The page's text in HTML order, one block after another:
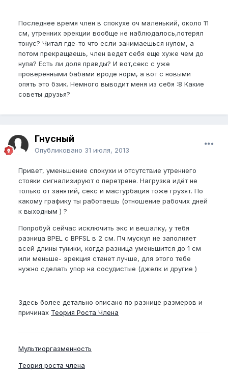
Последнее время член в спокухе оч маленький, около 11
см, утренних эрекции вообще не наблюдалось,потерял
тонус? Читал где-то что если занимаешься нупом, а
потом прекращаешь, член ведет себя еще хуже чем до
нупа? Есть ли доля правды? И вот,секс с уже
проверенными бабами вроде норм, а вот с новыми
опять это бзик. Немного выводит меня из себя :8 Какие
советы друзья?
Гнусный
Опубликовано 31 июля, 2013
Привет, уменьшение спокухи и отсутствие утреннего
стояки сигнализируют о перетрене. Нагрузка идёт не
только от занятий, секс и мастурбация тоже грузят. По
какому графику ты работаешь (отношение рабочих дней
к выходным ) ?
Попробуй сейчас исключить экс и вешалку, у тебя
разница BPEL с BPFSL в 2 см. Пч мускул не заполняет
всей длины туники, когда разница уменьшится до 1 см
или меньше- эрекция станет лучше, для этого тебе
нужно сделать упор на сосудистые (джелк и другие )
Здесь более детально описано по разнице размеров и
причинах Теория Роста Члена
Мультиоргазменность
Теория роста члена